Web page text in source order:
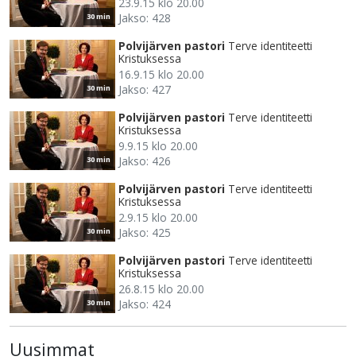
30 min
Jakso: 428
30 min
Polvijärven pastori Terve identiteetti
Kristuksessa
16.9.15 klo 20.00
Jakso: 427
30 min
Polvijärven pastori Terve identiteetti
Kristuksessa
9.9.15 klo 20.00
Jakso: 426
30 min
Polvijärven pastori Terve identiteetti
Kristuksessa
2.9.15 klo 20.00
Jakso: 425
30 min
Polvijärven pastori Terve identiteetti
Kristuksessa
26.8.15 klo 20.00
Jakso: 424
Uusimmat